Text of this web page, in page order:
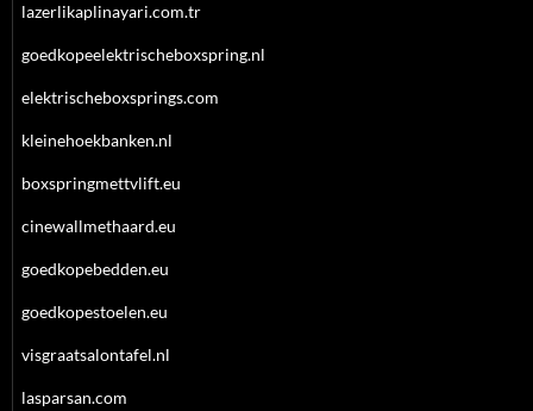
lazerlikaplinayari.com.tr
goedkopeelektrischeboxspring.nl
elektrischeboxsprings.com
kleinehoekbanken.nl
boxspringmettvlift.eu
cinewallmethaard.eu
goedkopebedden.eu
goedkopestoelen.eu
visgraatsalontafel.nl
lasparsan.com